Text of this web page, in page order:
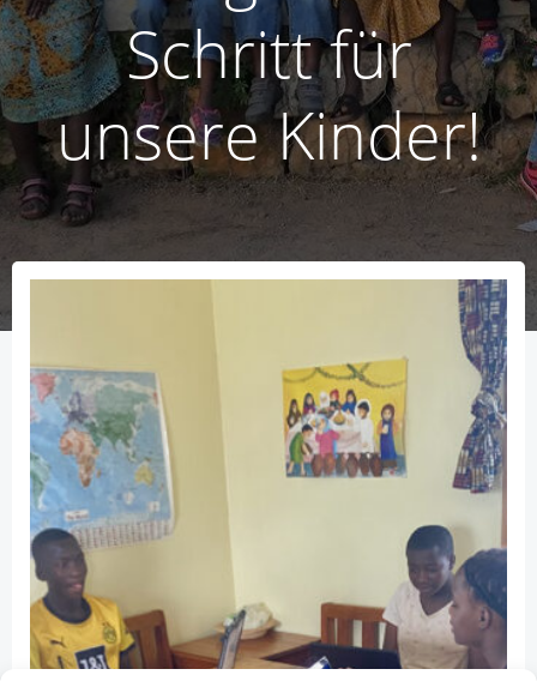
Schritt für
unsere Kinder!